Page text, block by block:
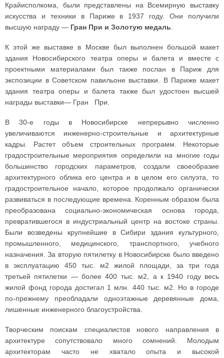
Крайисполкома, были представлены на Всемирную выставку
искусства и техники в Париже в 1937 году. Они получили
высшую награду — Гран При и Золотую медаль
К этой же выставке в Москве был выполнен большой макет
здания Новосибирского театра оперы и балета и вместе с
проектными материалами был также послан в Париж для
экспозиции в Советском павильоне выставки. В Париже макет
здания театра оперы и балета также был удостоен высшей
награды выставки— Гран При.
В 30-е годы в Новосибирске непрерывно численно
увеличиваются инженерно-строительные и архитектурные
кадры. Растет объем строительных программ. Некоторые
градостроительные мероприятия определили на многие годы
большинство городских параметров, создали своеобразие
архитектурного облика его центра и в целом его силуэта, то
градостроительное начало, которое продолжало органически
развиваться в последующие времена. Коренным образом была
преобразована социально-экономическая основа города,
превратившегося в индустриальный центр на востоке страны.
Были возведены крупнейшие в Сибири здания культурного,
промышленного, медицинского, транспортного, учебного
назначения. За вторую пятилетку в Новосибирске было введено
в эксплуатацию 450 тыс. м2 жилой площади, за три года
третьей пятилетки — более 400 тыс. м2, а к 1940 году весь
жилой фонд города достигал 1 млн. 440 тыс. м2. Но в городе
по-прежнему преобладали одноэтажные деревянные дома,
лишенные инженерного благоустройства.
Творческим поискам специалистов нового направления в
архитектуре сопутствовало много сомнений. Молодым
архитекторам часто не хватало опыта и высокой